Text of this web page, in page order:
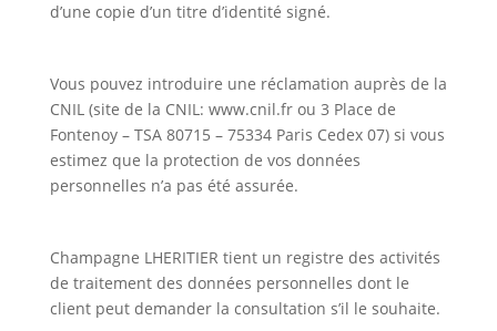
d’une copie d’un titre d’identité signé.
Vous pouvez introduire une réclamation auprès de la
CNIL (site de la CNIL: www.cnil.fr ou 3 Place de
Fontenoy – TSA 80715 – 75334 Paris Cedex 07) si vous
estimez que la protection de vos données
personnelles n’a pas été assurée.
Champagne LHERITIER tient un registre des activités
de traitement des données personnelles dont le
client peut demander la consultation s’il le souhaite.